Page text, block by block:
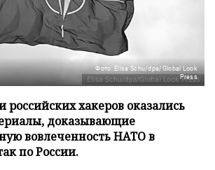
Фото: Elisa Schu/dpa/Global Look
Press
российских хакеров оказались
доказывающие
вовлеченность НАТО в
по России.